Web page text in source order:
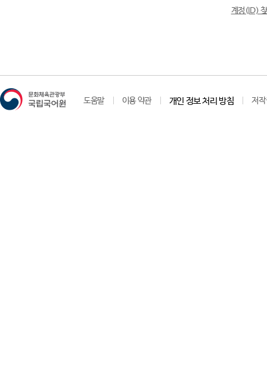
계정(ID)
도움말 이용 약관 개인 정보 처리 방침 저